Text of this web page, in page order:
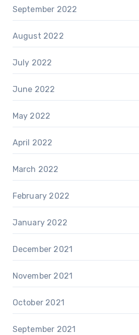
September 2022
August 2022
July 2022
June 2022
May 2022
April 2022
March 2022
February 2022
January 2022
December 2021
November 2021
October 2021
September 2021